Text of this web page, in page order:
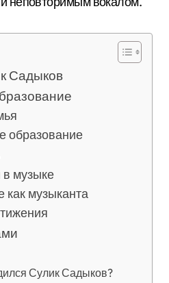
Садыков
образование
музыке
как музыканта
Сулик Садыков?